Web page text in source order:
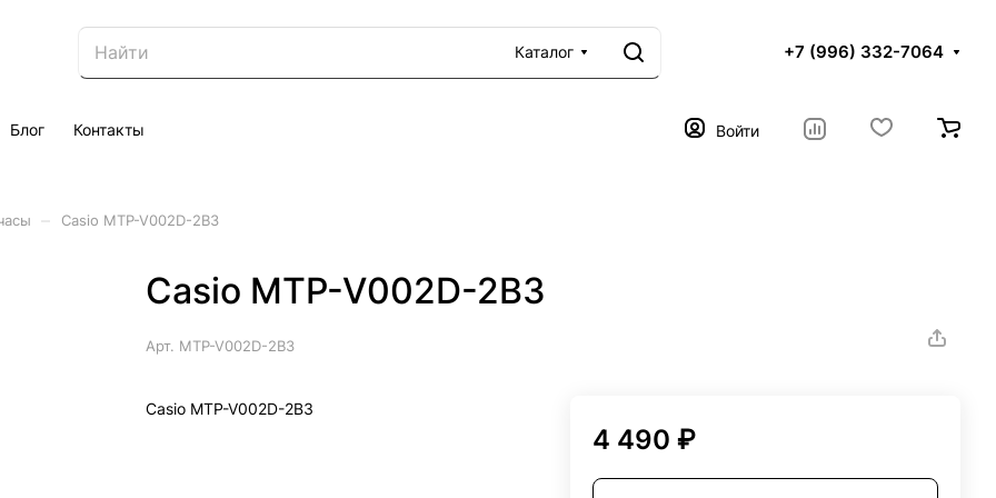
Каталог +7 (996) 332-7064
Блог Контакты Войти
Casio MTP-V002D-2B3
Casio MTP-V002D-2B3
Арт. MTP-V002D-2B3
Casio MTP-V002D-2B3
4 490 ₽